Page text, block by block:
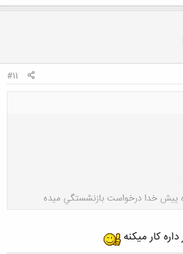
#11
کار میکنه